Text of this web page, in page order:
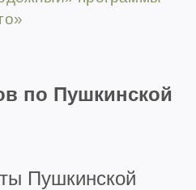
»
по Пушкинской
Пушкинской